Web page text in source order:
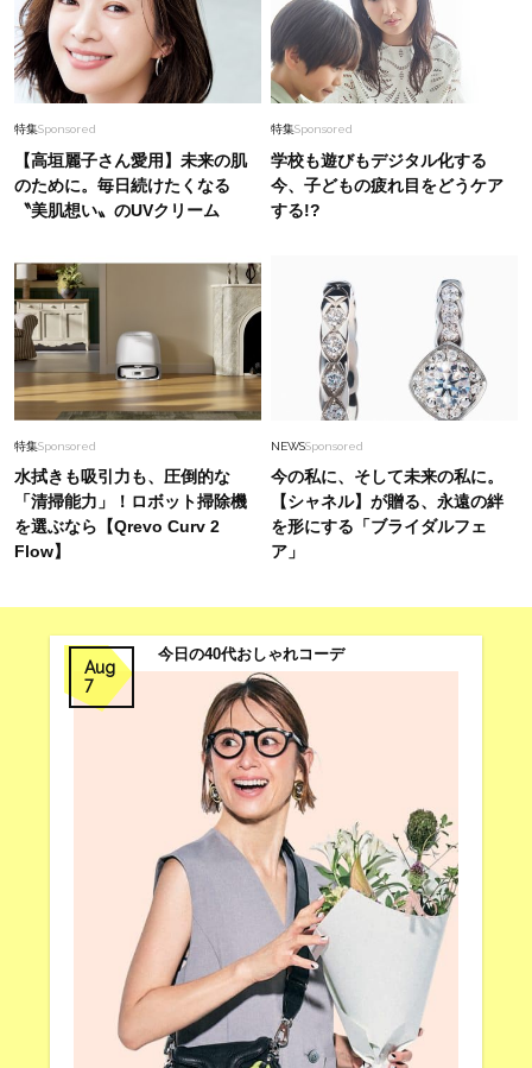
特集Sponsored
【高垣麗子さん愛用】未来の肌
のために。毎日続けたくなる
〝美肌想い〟のUVクリーム
特集Sponsored
学校も遊びもデジタル化する
今、子どもの疲れ目をどうケア
する!?
特集Sponsored
水拭きも吸引力も、圧倒的な
「清掃能力」！ロボット掃除機
を選ぶなら【Qrevo Curv 2
Flow】
NEWSSponsored
今の私に、そして未来の私に。
【シャネル】が贈る、永遠の絆
を形にする「ブライダルフェ
ア」
Aug
7
今日の40代おしゃれコーデ